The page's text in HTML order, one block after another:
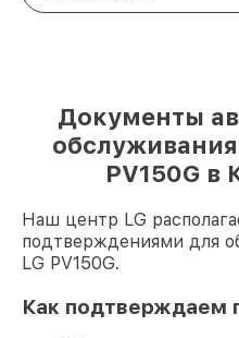
Документы
PV150G в
Наш центр LG
подтверждениями для
LG PV150G.
Как подтверждаем